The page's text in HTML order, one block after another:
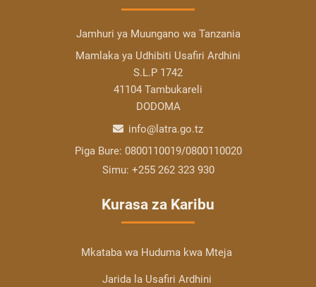
Jamhuri ya Muungano wa Tanzania
Mamlaka ya Udhibiti Usafiri Ardhini
S.L.P 1742
41104 Tambukareli
DODOMA
info@latra.go.tz
Piga Bure: 0800110019/0800110020
Simu: +255 262 323 930
Kurasa za Karibu
Mkataba wa Huduma kwa Mteja
Jarida la Usafiri Ardhini